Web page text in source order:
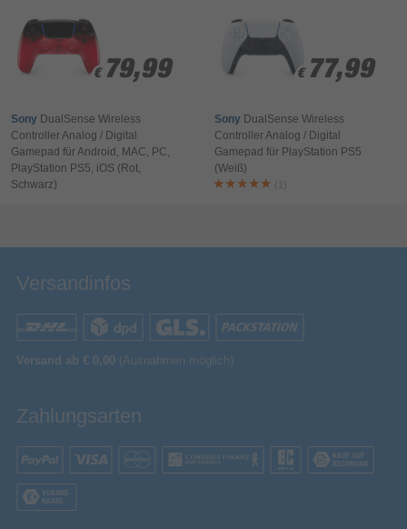
Ihr Kommentar*
€ 79,99
€ 79,99
Sony DualSense Wireless
Controller Analog / Digital
Gamepad für Android, MAC, PC,
PlayStation PS5, iOS (Rot,
Schwarz)
€ 77,99
€ 77,99
Sony DualSense Wireless
Controller Analog / Digital
Gamepad für PlayStation PS5
(Weiß)
(1)
Versandinfos
Versand ab € 0,00 (Ausnahmen möglich)
Zahlungsarten